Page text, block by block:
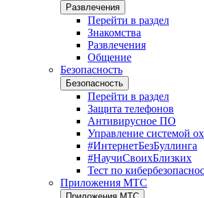
Развлечения
Перейти в раздел
Знакомства
Развлечения
Общение
Безопасность
Безопасность
Перейти в раздел
Защита телефонов
Антивирусное ПО
Управление системой
#ИнтернетБезБуллинга
#НаучиСвоихБлизких
Тест по
Приложения МТС